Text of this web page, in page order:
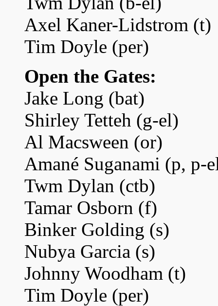
Axel Kaner-Lidstrom (t)
Tim Doyle (per)
Open the Gates:
Jake Long (bat)
Shirley Tetteh (g-el)
Al Macsween (or)
Amané Suganami (p, p-
Twm Dylan (ctb)
Tamar Osborn (f)
Binker Golding (s)
Nubya Garcia (s)
Johnny Woodham (t)
Tim Doyle (per)